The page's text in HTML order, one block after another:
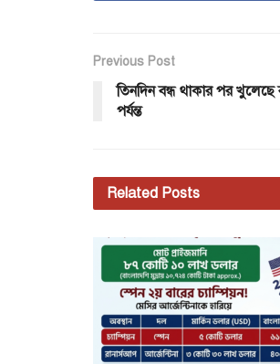
Previous Post
তিনদিন বন্ধ থাকার পর
পর্যন্ত
Related Posts